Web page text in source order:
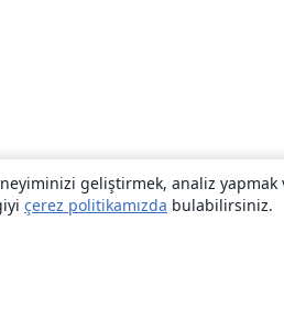
geliştirmek, analiz yapmak
çerez politikamızda bulabilirsiniz.